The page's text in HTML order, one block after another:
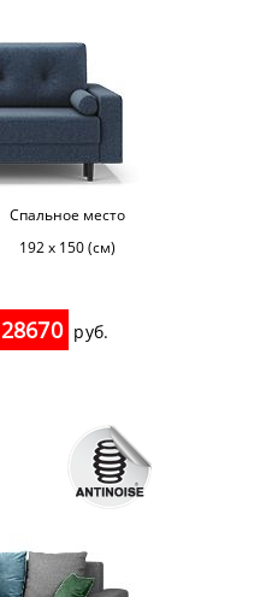
Спальное место
192 х 150 (см)
28670 руб.